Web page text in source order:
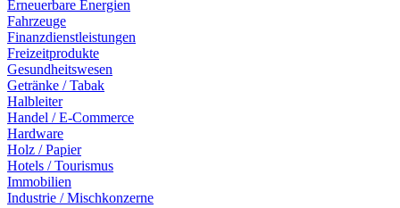
Erneuerbare Energien
Fahrzeuge
Finanzdienstleistungen
Freizeitprodukte
Gesundheitswesen
Getränke / Tabak
Halbleiter
Handel / E-Commerce
Hardware
Holz / Papier
Hotels / Tourismus
Immobilien
Industrie / Mischkonzerne